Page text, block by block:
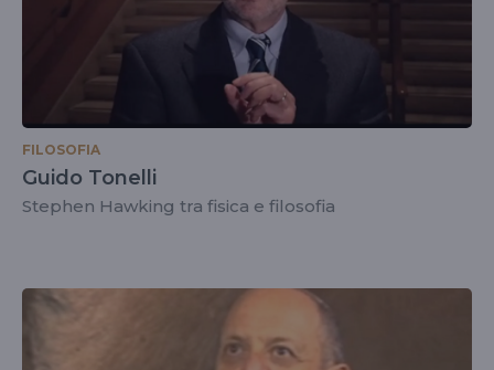
FILOSOFIA
Guido Tonelli
Stephen Hawking tra fisica e filosofia